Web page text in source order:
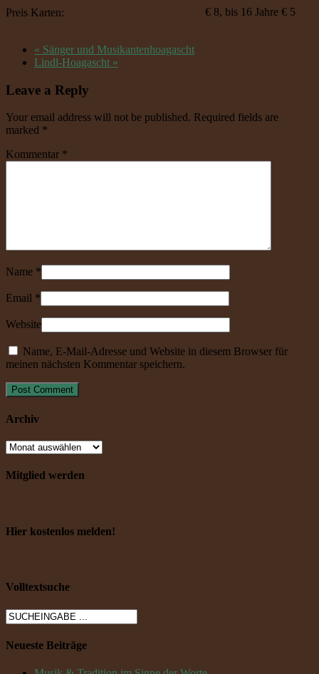
Preis Karten:
€ 8, bis 16 Jahre € 5
« Sänger und Musikantenhoagascht
Lindl-Hoagascht »
Leave a Reply
Your email address will not be published. Required fields are
marked *
Kommentar *
Name *
Email *
Website
Name, E-Mail-Adresse und Website in diesem Browser für
meinen nächsten Kommentar speichern.
Archiv
Mitglied werden
Hier kostenlos melden!
Volltextsuche
Neueste Beiträge